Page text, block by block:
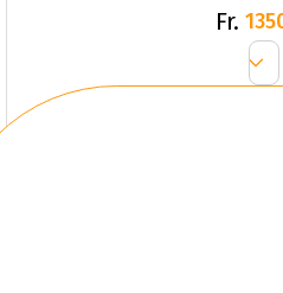
Fr.